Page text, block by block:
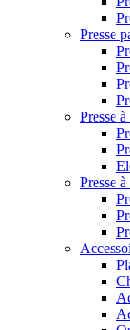
Presse
Presse
Presse